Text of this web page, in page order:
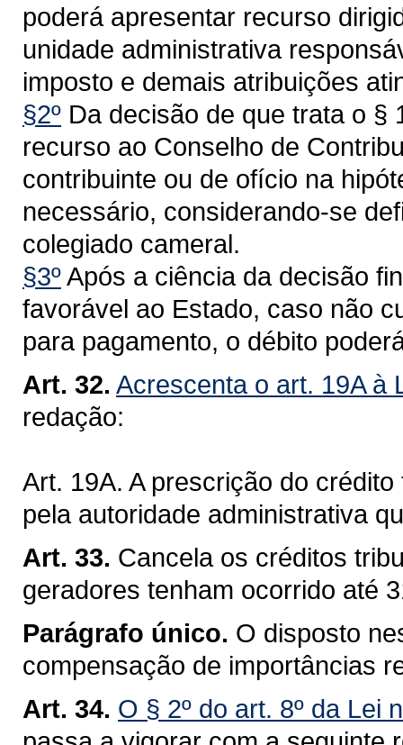
poderá apresentar recurso
unidade administrativa
imposto e demais atribuições
§2º Da decisão de que trata o §
recurso ao Conselho de
contribuinte ou de ofício na
necessário, considerando-se
colegiado cameral.
§3ºApós a ciência da decisão
favorável ao Estado, caso não
para pagamento, o débito
Art. 32. Acrescenta o art. 19A à
redação:
Art. 19A. A prescrição do
pela autoridade administrativa
Art. 33. Cancela os créditos
geradores tenham ocorrido até
Parágrafo único. O disposto
compensação de importâncias
Art. 34. O § 2º do art. 8º da Lei